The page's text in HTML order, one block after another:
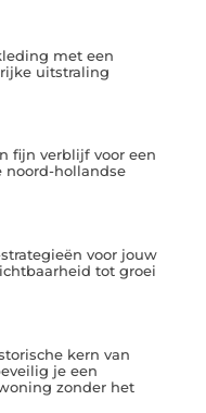
met een
uitstraling
fijn verblijf voor een
noord-hollandse
voor jouw
tot groei
kern van
je een
zonder het